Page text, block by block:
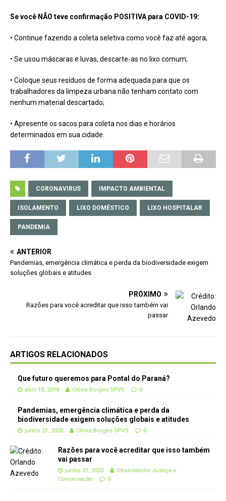
Se você NÃO teve confirmação POSITIVA para COVID-19:
• Continue fazendo a coleta seletiva como você faz até agora;
• Se usou máscaras e luvas, descarte-as no lixo comum;
• Coloque seus resíduos de forma adequada para que os
trabalhadores da limpeza urbana não tenham contato com
nenhum material descartado;
• Apresente os sacos para coleta nos dias e horários
determinados em sua cidade.
CORONAVIRUS IMPACTO AMBIENTAL
ISOLAMENTO LIXO DOMÉSTICO LIXO HOSPITALAR
PANDEMIA
ANTERIOR
Pandemias, emergência climática e perda da biodiversidade exigem
soluções globais e atitudes
PRÓXIMO
Razões para você acreditar que isso também vai
passar
ARTIGOS RELACIONADOS
Que futuro queremos para Pontal do Paraná?
abril 10, 2018 Clóvis Borges SPVS 0
Pandemias, emergência climática e perda da
biodiversidade exigem soluções globais e atitudes
junho 21, 2020 Clóvis Borges SPVS 0
Razões para você acreditar que isso também
vai passar
junho 21, 2020
Observatório Justiça e
Conservação
0